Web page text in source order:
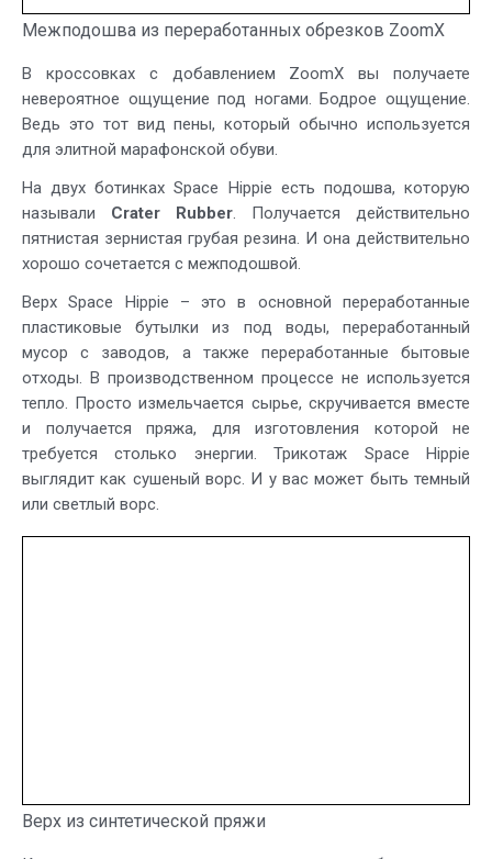
Межподошва из переработанных обрезков ZoomX
В кроссовках с добавлением ZoomX вы получаете
невероятное ощущение под ногами. Бодрое ощущение.
Ведь это тот вид пены, который обычно используется
для элитной марафонской обуви.
На двух ботинках Space Hippie есть подошва, которую
называли Crater Rubber. Получается действительно
пятнистая зернистая грубая резина. И она действительно
хорошо сочетается с межподошвой.
Верх Space Hippie – это в основной переработанные
пластиковые бутылки из под воды, переработанный
мусор с заводов, а также переработанные бытовые
отходы. В производственном процессе не используется
тепло. Просто измельчается сырье, скручивается вместе
и получается пряжа, для изготовления которой не
требуется столько энергии. Трикотаж Space Hippie
выглядит как сушеный ворс. И у вас может быть темный
или светлый ворс.
Верх из синтетической пряжи